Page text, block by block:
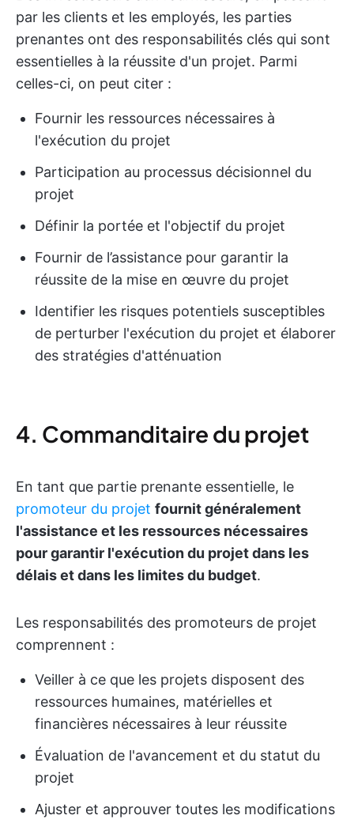
par les clients et les employés, les parties
prenantes ont des responsabilités clés qui sont
essentielles à la réussite d'un projet. Parmi
celles-ci, on peut citer :
Fournir les ressources nécessaires à
l'exécution du projet
Participation au processus décisionnel du
projet
Définir la portée et l'objectif du projet
Fournir de l’assistance pour garantir la
réussite de la mise en œuvre du projet
Identifier les risques potentiels susceptibles
de perturber l'exécution du projet et élaborer
des stratégies d'atténuation
4. Commanditaire du projet
En tant que partie prenante essentielle, le
promoteur du projet fournit généralement
l'assistance et les ressources nécessaires
pour garantir l'exécution du projet dans les
délais et dans les limites du budget.
Les responsabilités des promoteurs de projet
comprennent :
Veiller à ce que les projets disposent des
ressources humaines, matérielles et
financières nécessaires à leur réussite
Évaluation de l'avancement et du statut du
projet
Ajuster et approuver toutes les modifications